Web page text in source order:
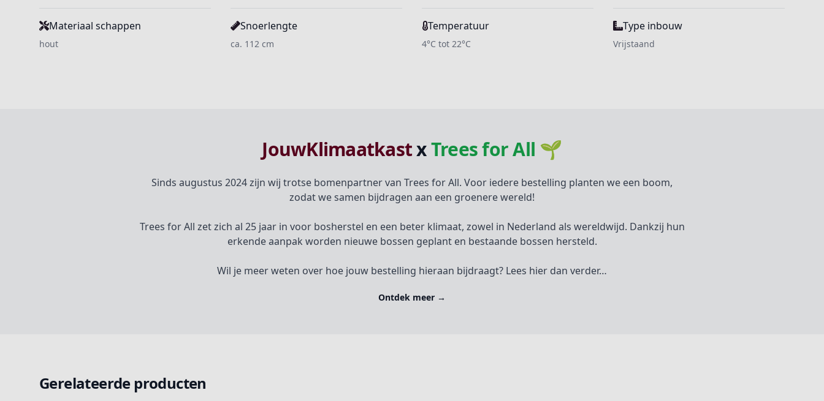
Materiaal schappen
hout
Snoerlengte
ca. 112 cm
Temperatuur
4°C tot 22°C
Type inbouw
Vrijstaand
JouwKlimaatkastxTrees for All 🌱
Sinds augustus 2024 zijn wij trotse bomenpartner van Trees for All. Voor iedere bestelling planten we een boom,
zodat we samen bijdragen aan een groenere wereld!
Trees for All zet zich al 25 jaar in voor bosherstel en een beter klimaat, zowel in Nederland als wereldwijd. Dankzij hun
erkende aanpak worden nieuwe bossen geplant en bestaande bossen hersteld.
Wil je meer weten over hoe jouw bestelling hieraan bijdraagt? Lees hier dan verder…
Ontdek meer →
Gerelateerde producten